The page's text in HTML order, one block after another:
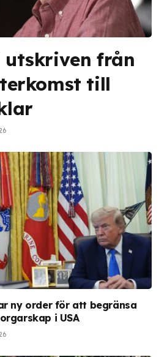
utskriven från
till
ny order för att begränsa
i USA